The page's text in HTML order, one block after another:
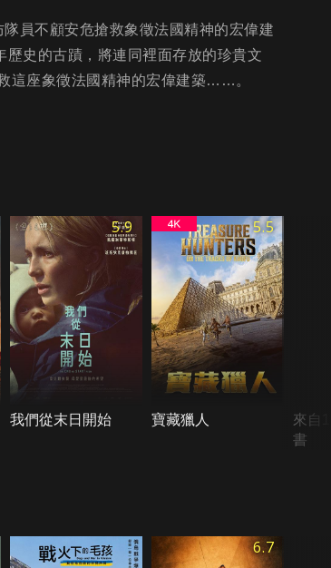
員不顧安危搶救象徵法國精神的宏偉建
史的古蹟，將連同裡面存放的珍貴文
這座象徵法國精神的宏偉建築……。
5.9
我們從末日開始
5.5
寶藏獵人
來自
書
6.7